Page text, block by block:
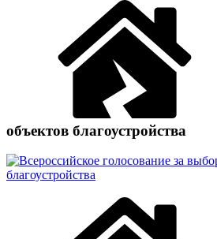
объектов благоустройства